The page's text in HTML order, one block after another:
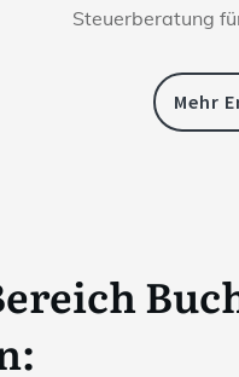
Steuerberatung
Mehr
: